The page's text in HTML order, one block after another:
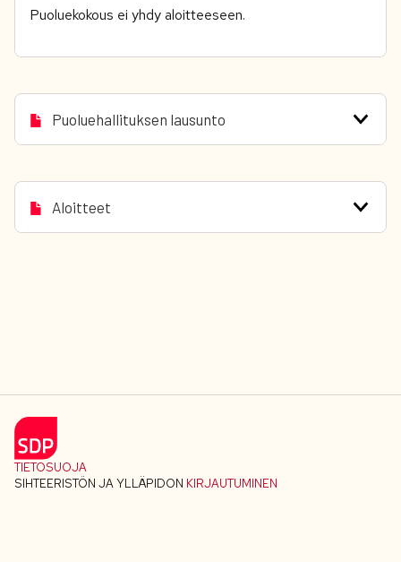
Puoluekokous ei yhdy aloitteeseen.
Puoluehallituksen lausunto
Aloitteet
TIETOSUOJA
SIHTEERISTÖN JA YLLÄPIDON KIRJAUTUMINEN